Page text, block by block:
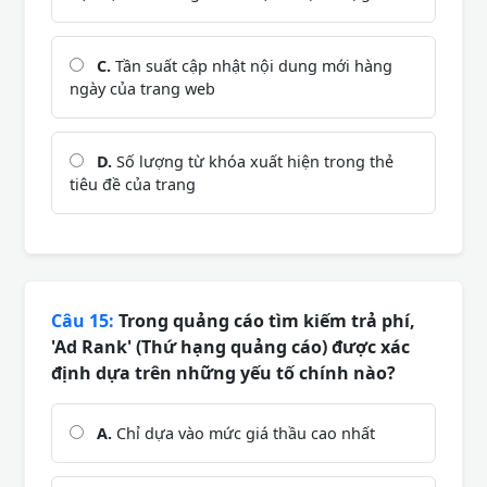
C. Tần suất cập nhật nội dung mới hàng
ngày của trang web
D. Số lượng từ khóa xuất hiện trong thẻ
tiêu đề của trang
Câu 15: Trong quảng cáo tìm kiếm trả phí,
'Ad Rank' (Thứ hạng quảng cáo) được xác
định dựa trên những yếu tố chính nào?
A. Chỉ dựa vào mức giá thầu cao nhất